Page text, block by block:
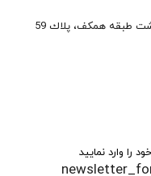
آدرس: تهران، بازار بزرگ تهران، پاساژ ارديبهشت طبقه همكف، پلاك 59
را وارد نمایید